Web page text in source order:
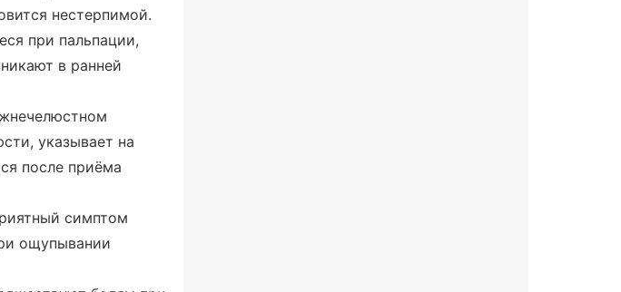
нестерпимой.
при пальпации,
в ранней
указывает на
после приёма
симптом
ощупывании